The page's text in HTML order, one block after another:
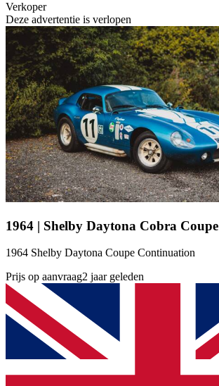
Verkoper
Deze advertentie is verlopen
1964 | Shelby Daytona Cobra Coupe
1964 Shelby Daytona Coupe Continuation
Prijs op aanvraag2 jaar geleden